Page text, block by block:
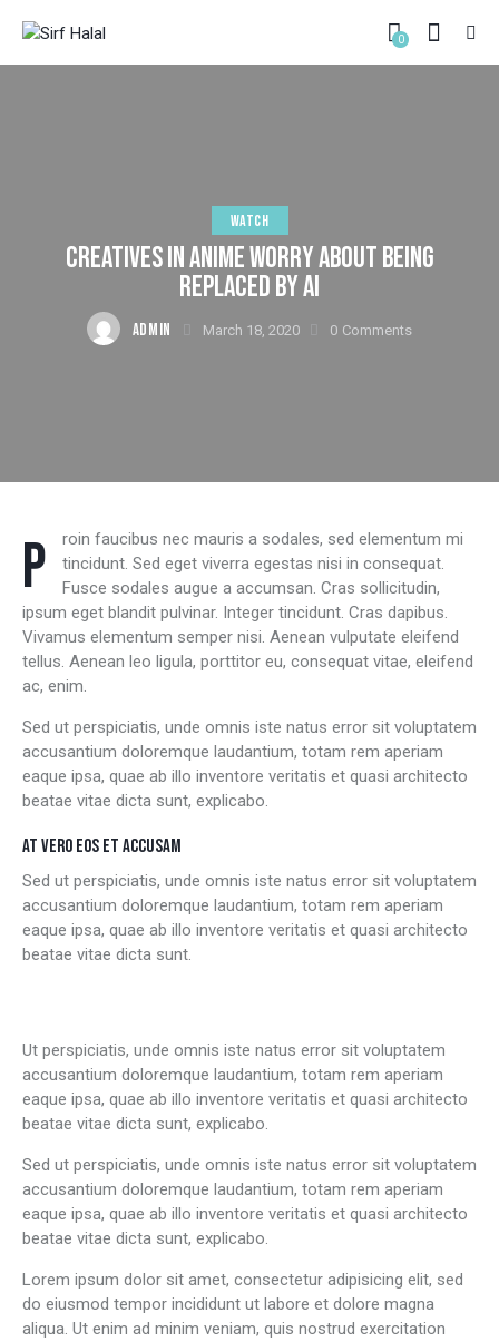
0
WATCH
CREATIVES IN ANIME WORRY ABOUT BEING
REPLACED BY AI
ADMIN March 18, 2020 0 Comments
Proin faucibus nec mauris a sodales, sed elementum mi
tincidunt. Sed eget viverra egestas nisi in consequat.
Fusce sodales augue a accumsan. Cras sollicitudin,
ipsum eget blandit pulvinar. Integer tincidunt. Cras dapibus.
Vivamus elementum semper nisi. Aenean vulputate eleifend
tellus. Aenean leo ligula, porttitor eu, consequat vitae, eleifend
ac, enim.
Sed ut perspiciatis, unde omnis iste natus error sit voluptatem
accusantium doloremque laudantium, totam rem aperiam
eaque ipsa, quae ab illo inventore veritatis et quasi architecto
beatae vitae dicta sunt, explicabo.
AT VERO EOS ET ACCUSAM
Sed ut perspiciatis, unde omnis iste natus error sit voluptatem
accusantium doloremque laudantium, totam rem aperiam
eaque ipsa, quae ab illo inventore veritatis et quasi architecto
beatae vitae dicta sunt.
Ut perspiciatis, unde omnis iste natus error sit voluptatem
accusantium doloremque laudantium, totam rem aperiam
eaque ipsa, quae ab illo inventore veritatis et quasi architecto
beatae vitae dicta sunt, explicabo.
Sed ut perspiciatis, unde omnis iste natus error sit voluptatem
accusantium doloremque laudantium, totam rem aperiam
eaque ipsa, quae ab illo inventore veritatis et quasi architecto
beatae vitae dicta sunt, explicabo.
Lorem ipsum dolor sit amet, consectetur adipisicing elit, sed
do eiusmod tempor incididunt ut labore et dolore magna
aliqua. Ut enim ad minim veniam, quis nostrud exercitation